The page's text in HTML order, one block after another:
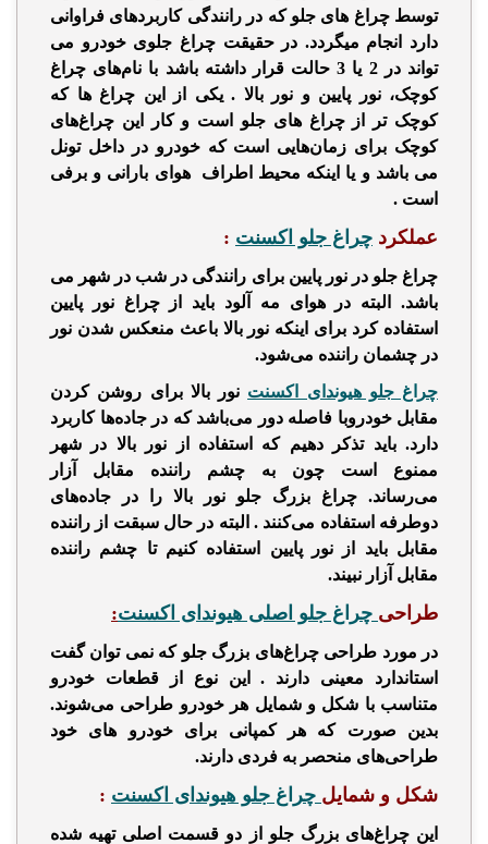
توسط چراغ های جلو که در رانندگی کاربردهای فراوانی
دارد انجام میگردد. در حقیقت چراغ جلوی خودرو می
تواند در 2 یا 3 حالت قرار داشته باشد با نام‌های چراغ
کوچک، نور پایین و نور بالا . یکی از این چراغ ها که
کوچک تر از چراغ های جلو است و کار این چراغ‌های
کوچک برای زمان‌هایی است که خودرو در داخل تونل
می باشد و یا اینکه محیط اطراف هوای بارانی و برفی
است .
عملکرد چراغ جلو اکسنت :
چراغ جلودرنور پایین برای رانندگی در شب در شهر می
باشد. البته در هوای مه آلود باید از چراغ نور پایین
استفاده کرد برای اینکه نور بالا باعث منعکس شدن نور
در چشمان راننده می‌شود.
چراغ جلو هیوندای اکسنت نور بالا برای روشن کردن
مقابل خودروبا فاصله دور می‌باشد که در جاده‌ها کاربرد
دارد. باید تذکر دهیم که استفاده از نور بالا در شهر
ممنوع است چون به چشم راننده مقابل آزار
می‌رساند. چراغ بزرگ جلو نور بالا را در جاده‌های
دوطرفه استفاده می‌کنند . البته در حال سبقت از راننده
مقابل باید از نور پایین استفاده کنیم تا چشم راننده
مقابل آزار نبیند.
طراحی چراغ جلو اصلی هیوندای اکسنت:
در مورد طراحی چراغ‌های بزرگ جلو که نمی توان گفت
استاندارد معینی دارند . این نوع از قطعات خودرو
متناسب با شکل و شمایل هر خودرو طراحی می‌شوند.
بدین صورت که هر کمپانی برای خودرو های خود
طراحی‌های منحصر به فردی دارند.
شکل و شمایل چراغ جلو هیوندای اکسنت :
این چراغ‌های بزرگ جلو از دو قسمت اصلی تهیه شده